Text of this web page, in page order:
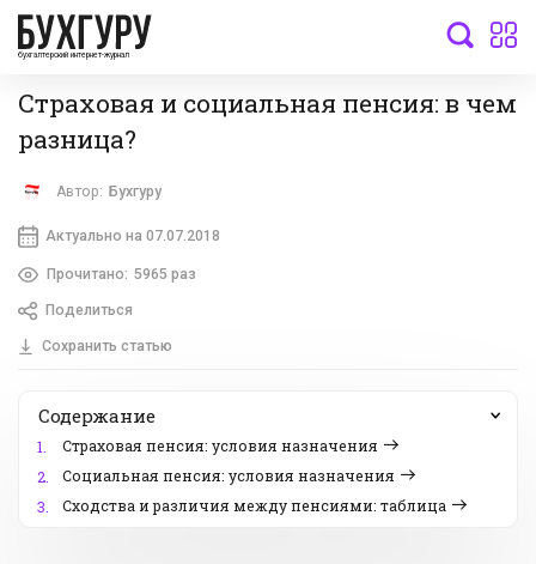
бухгалтерский интернет-журнал
Страховая и социальная пенсия: в чем
разница?
Автор: Бухгуру
Актуально на 07.07.2018
Прочитано: 5965 раз
Поделиться
Сохранить статью
Содержание
1.
Страховая пенсия: условия назначения
2.
Социальная пенсия: условия назначения
3.
Сходства и различия между пенсиями: таблица